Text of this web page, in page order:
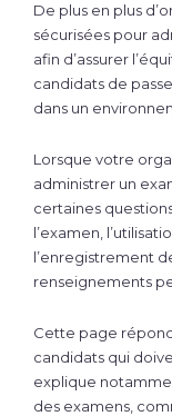
De plus en plus
sécurisées pour
afin d’assurer
candidats de
dans un
Lorsque votre
administrer un
certaines
l’examen,
l’enregistrement
renseignements
Cette page
candidats qui
explique
des examens,